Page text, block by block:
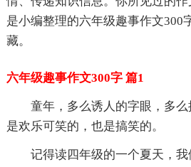
是小编整理的六年级趣事作文300
藏。
六年级趣事作文300字 篇1
童年，多么诱人的字眼，多
是欢乐可笑的，也是搞笑的。
记得读四年级的一个夏天，